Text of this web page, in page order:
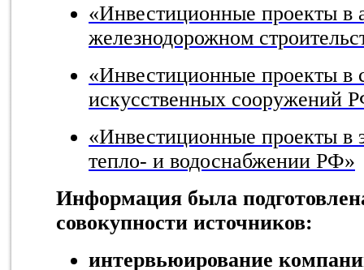
«Инвестиционные проекты в
железнодорожном
«Инвестиционные проекты в
искусственных сооружений
«Инвестиционные проекты в
тепло- и водоснабжении РФ»
Информация была
совокупности источников:
интервьюирование